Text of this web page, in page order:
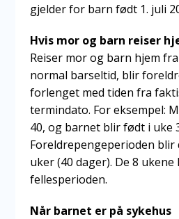
gjelder for barn født 1. juli
Hvis mor og barn reiser
Reiser mor og barn hjem
normal barseltid, blir
forlenget med tiden fra
termindato. For eksempel:
40, og barnet blir født i uke
Foreldrepengeperioden blir
uker (40 dager). De 8 ukene
fellesperioden.
Når barnet er på sykehus